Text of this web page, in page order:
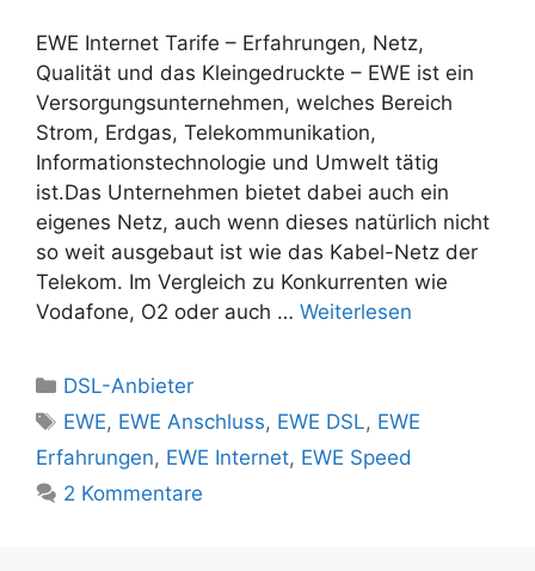
EWE Internet Tarife – Erfahrungen, Netz,
Qualität und das Kleingedruckte – EWE ist ein
Versorgungsunternehmen, welches Bereich
Strom, Erdgas, Telekommunikation,
Informationstechnologie und Umwelt tätig
ist.Das Unternehmen bietet dabei auch ein
eigenes Netz, auch wenn dieses natürlich nicht
so weit ausgebaut ist wie das Kabel-Netz der
Telekom. Im Vergleich zu Konkurrenten wie
Vodafone, O2 oder auch … Weiterlesen
Kategorien
DSL-Anbieter
Schlagwörter
EWE, EWE Anschluss, EWE DSL, EWE
Erfahrungen, EWE Internet, EWE Speed
2 Kommentare